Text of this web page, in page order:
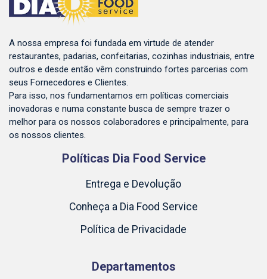
A nossa empresa foi fundada em virtude de atender
restaurantes, padarias, confeitarias, cozinhas industriais, entre
outros e desde então vêm construindo fortes parcerias com
seus Fornecedores e Clientes.
Para isso, nos fundamentamos em políticas comerciais
inovadoras e numa constante busca de sempre trazer o
melhor para os nossos colaboradores e principalmente, para
os nossos clientes.
Políticas Dia Food Service
Entrega e Devolução
Conheça a Dia Food Service
Política de Privacidade
Departamentos